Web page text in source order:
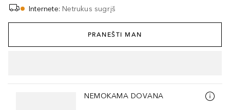
Internete: Netrukus sugrįš
PRANEŠTI MAN
Praleisti slankiklį
NEMOKAMA DOVANA